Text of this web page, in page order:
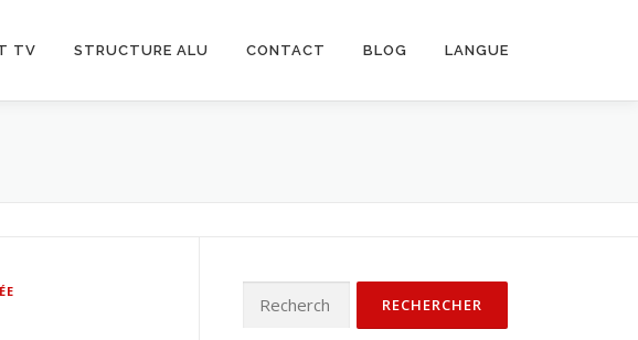
TV STRUCTURE ALU CONTACT BLOG LANGUE